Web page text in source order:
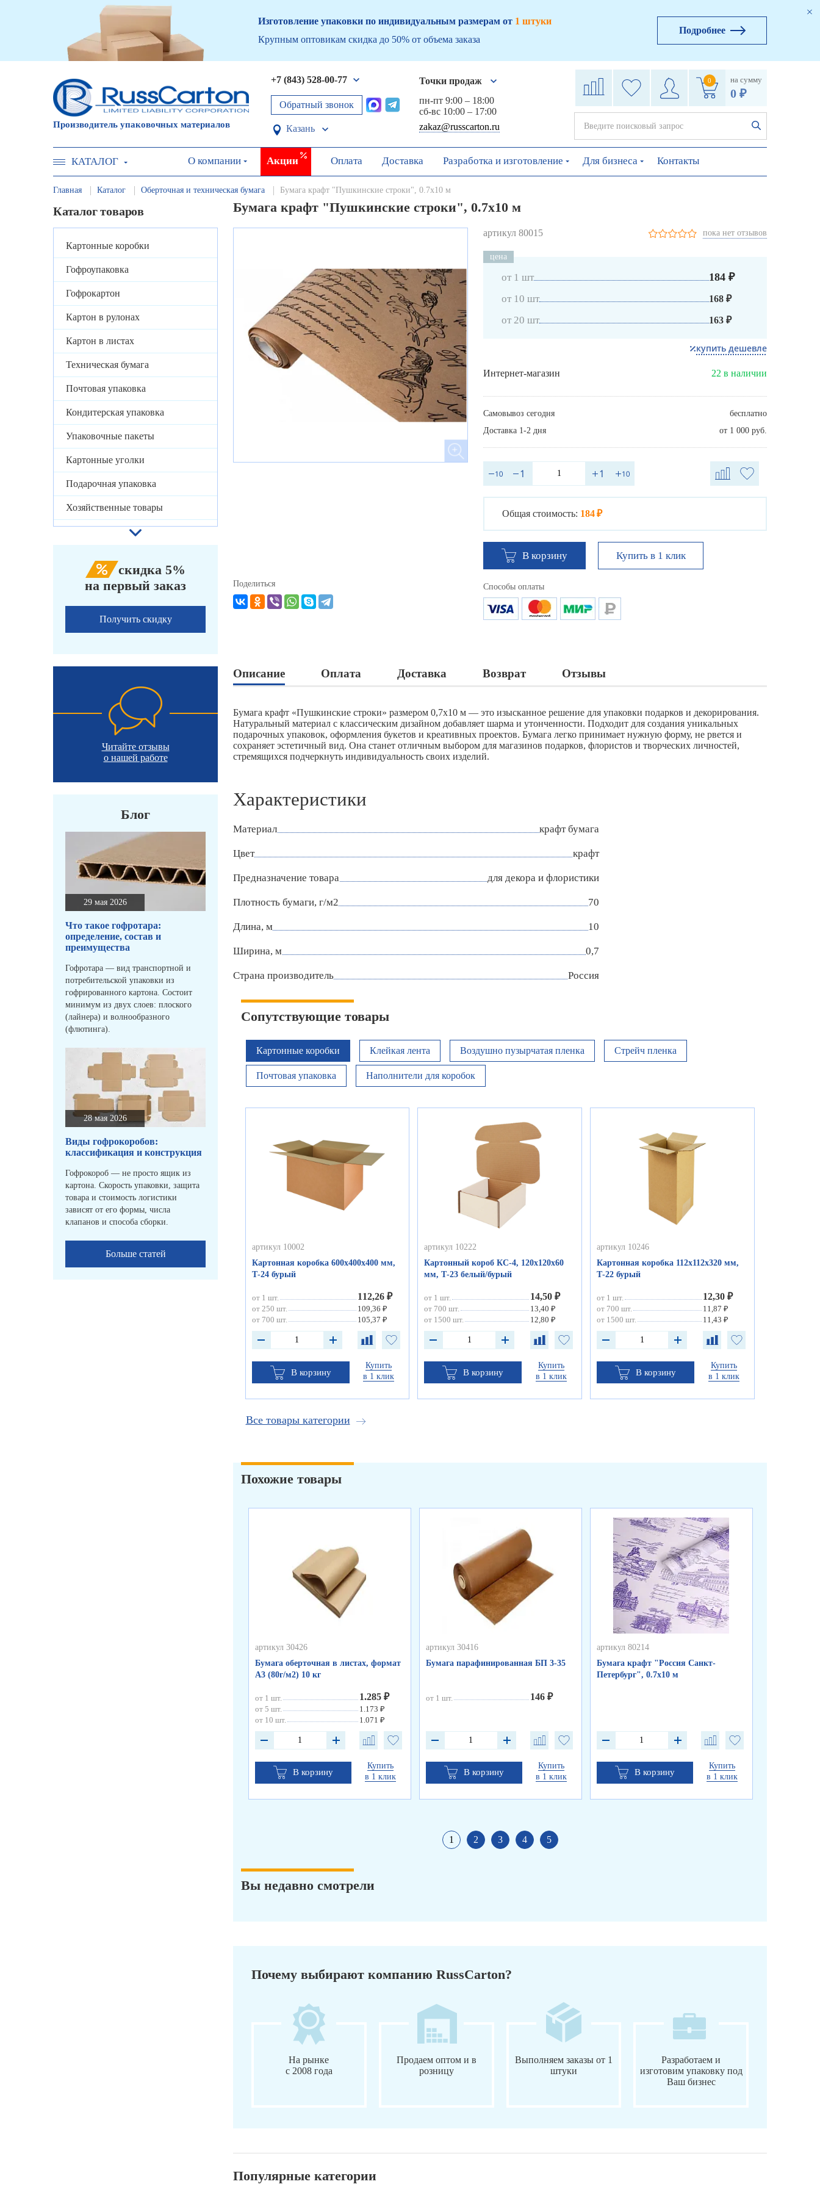
Изготовление упаковки по индивидуальным размерам от 1 штуки
Крупным оптовикам скидка до 50% от объема заказа
Подробнее
Производитель упаковочных материалов
+7 (843) 528-00-77
Обратный звонок
Казань
Точки продаж
пн-пт 9:00 – 18:00
сб-вс 10:00 – 17:00
zakaz@russcarton.ru
0 на сумму
0 ₽
КАТАЛОГ О компании Акции Оплата Доставка Разработка и изготовление Для бизнеса Контакты
Главная Каталог Оберточная и техническая бумага Бумага крафт "Пушкинские строки", 0.7х10 м
Каталог товаров
Картонные коробки
Гофроупаковка
Гофрокартон
Картон в рулонах
Картон в листах
Техническая бумага
Почтовая упаковка
Кондитерская упаковка
Упаковочные пакеты
Картонные уголки
Подарочная упаковка
Хозяйственные товары
скидка 5%
на первый заказ
Получить скидку
Читайте отзывы
о нашей работе
Блог
29 мая 2026
Что такое гофротара:
определение, состав и
преимущества
Гофротара — вид транспортной и
потребительской упаковки из
гофрированного картона. Состоит
минимум из двух слоев: плоского
(лайнера) и волнообразного
(флютинга).
28 мая 2026
Виды гофрокоробов:
классификация и конструкция
Гофрокороб — не просто ящик из
картона. Скорость упаковки, защита
товара и стоимость логистики
зависят от его формы, числа
клапанов и способа сборки.
Больше статей
Бумага крафт "Пушкинские строки", 0.7х10 м
артикул 80015 пока нет отзывов
цена
от 1 шт 184 ₽
от 10 шт 168 ₽
от 20 шт 163 ₽
купить дешевле
Интернет-магазин 22 в наличии
Самовывоз сегодня
бесплатно
Доставка 1-2 дня
от 1 000 руб.
Общая стоимость: 184 ₽
В корзину Купить в 1 клик
Поделиться Способы оплаты
Описание Оплата Доставка Возврат Отзывы
Бумага крафт «Пушкинские строки» размером 0,7х10 м — это изысканное решение для упаковки подарков и декорирования.
Натуральный материал с классическим дизайном добавляет шарма и утонченности. Подходит для создания уникальных
подарочных упаковок, оформления букетов и креативных проектов. Бумага легко принимает нужную форму, не рвется и
сохраняет эстетичный вид. Она станет отличным выбором для магазинов подарков, флористов и творческих личностей,
стремящихся подчеркнуть индивидуальность своих изделий.
Характеристики
Материал крафт бумага
Цвет крафт
Предназначение товара для декора и флористики
Плотность бумаги, г/м2 70
Длина, м 10
Ширина, м 0,7
Страна производитель Россия
Сопутствующие товары
Картонные коробки Клейкая лента Воздушно пузырчатая пленка Стрейч пленка
Почтовая упаковка Наполнители для коробок
артикул 10002
Картонная коробка 600х400х400 мм,
Т-24 бурый
от 1 шт. 112,26 ₽
от 250 шт.
109,36 ₽
от 700 шт.
105,37 ₽
В корзину
Купить
в 1 клик
артикул 10222
Картонный короб КС-4, 120х120х60
мм, Т-23 белый/бурый
от 1 шт. 14,50 ₽
от 700 шт.
13,40 ₽
от 1500 шт.
12,80 ₽
В корзину
Купить
в 1 клик
артикул 10246
Картонная коробка 112х112х320 мм,
Т-22 бурый
от 1 шт. 12,30 ₽
от 700 шт.
11,87 ₽
от 1500 шт.
11,43 ₽
В корзину
Купить
в 1 клик
Все товары категории
Похожие товары
артикул 30426
Бумага оберточная в листах, формат
А3 (80г/м2) 10 кг
от 1 шт. 1.285 ₽
от 5 шт.
1.173 ₽
от 10 шт.
1.071 ₽
В корзину
Купить
в 1 клик
артикул 30416
Бумага парафинированная БП 3-35
от 1 шт. 146 ₽
В корзину
Купить
в 1 клик
артикул 80214
Бумага крафт "Россия Санкт-
Петербург", 0.7х10 м
В корзину
Купить
в 1 клик
1 2 3 4 5
Вы недавно смотрели
Почему выбирают компанию RussCarton?
На рынке
с 2008 года
Продаем оптом и в
розницу
Выполняем заказы от 1
штуки
Разработаем и
изготовим упаковку под
Ваш бизнес
Популярные категории